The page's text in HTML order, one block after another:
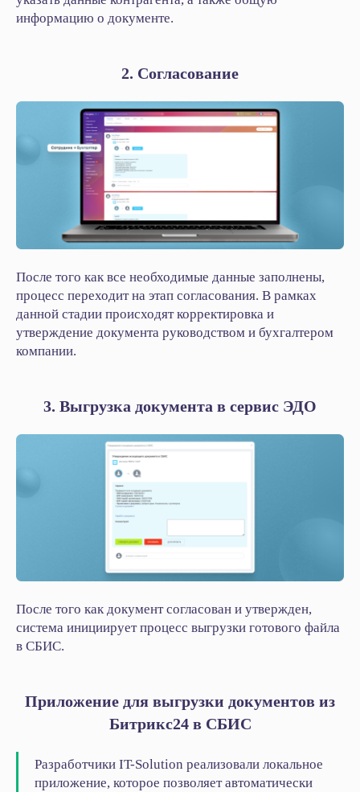
информацию о документе.
2. Согласование
После того как все необходимые данные заполнены,
процесс переходит на этап согласования. В рамках
данной стадии происходят корректировка и
утверждение документа руководством и бухгалтером
компании.
3. Выгрузка документа в сервис ЭДО
После того как документ согласован и утвержден,
система инициирует процесс выгрузки готового файла
в СБИС.
Приложение для выгрузки документов из
Битрикс24 в СБИС
Разработчики IT-Solution реализовали локальное
приложение, которое позволяет автоматически
Оставьте заявку
Хотите внедрить решение
в вашей компании?